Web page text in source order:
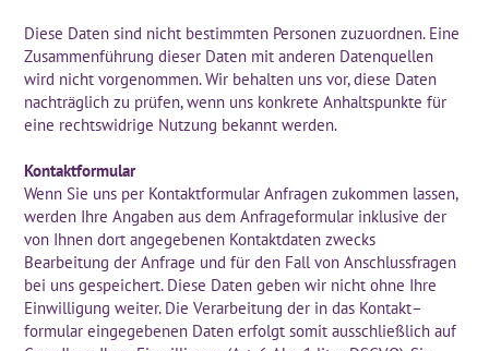
Diese Daten sind nicht bestimmten Personen zuzuordnen. Eine
Zusammenführung dieser Daten mit anderen Datenquellen
wird nicht vorgenommen. Wir behalten uns vor, diese Daten
nachträglich zu prüfen, wenn uns konkrete Anhaltspunkte für
eine rechtswidrige Nutzung bekannt werden.
Kontaktformular
Wenn Sie uns per Kontaktformular Anfragen zukommen lassen,
werden Ihre Angaben aus dem Anfrageformular inklusive der
von Ihnen dort angegebenen Kontaktdaten zwecks
Bearbeitung der Anfrage und für den Fall von Anschlussfragen
bei uns gespeichert. Diese Daten geben wir nicht ohne Ihre
Einwilligung weiter. Die Verarbeitung der in das Kontakt–
formular eingegebenen Daten erfolgt somit ausschließlich auf